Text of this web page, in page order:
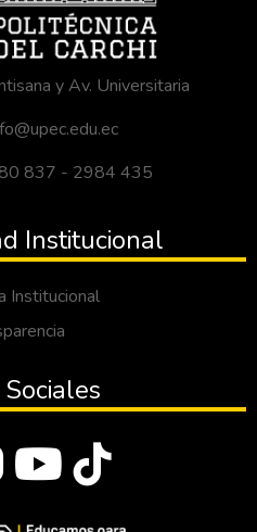
y Av. Universitaria
837 - 2984 435
Institucional
Institucional